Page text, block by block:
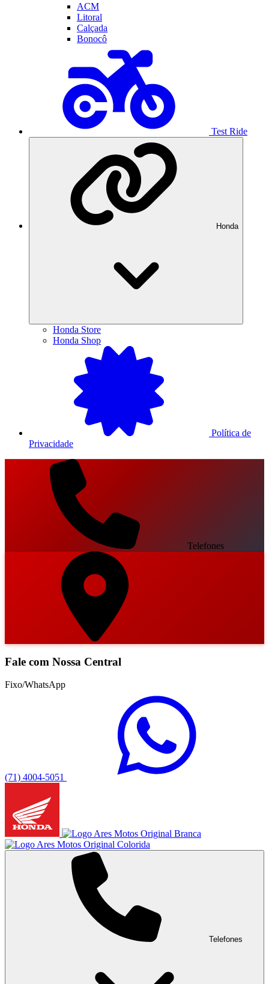
ACM
Litoral
Calçada
Bonocô
Test Ride
Honda
Honda Store
Honda Shop
Política de
Privacidade
Telefones
Fale com Nossa Central
Fixo/WhatsApp
(71) 4004-5051
Telefones